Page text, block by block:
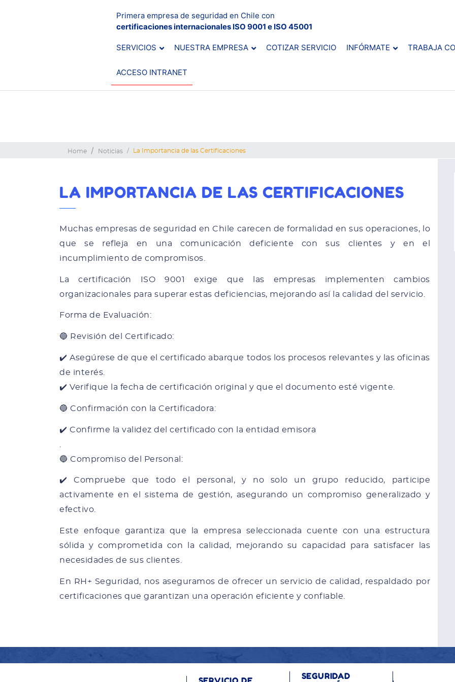
Primera empresa de seguridad en Chile con
certificaciones internacionales ISO 9001 e ISO 45001
SERVICIOS NUESTRA EMPRESA COTIZAR SERVICIO INFÓRMATE TRABAJA
ACCESO INTRANET
Home Noticias La Importancia de las Certificaciones
LA IMPORTANCIA DE LAS CERTIFICACIONES
Muchas empresas de seguridad en Chile carecen de formalidad en sus operaciones, lo
que se refleja en una comunicación deficiente con sus clientes y en el
incumplimiento de compromisos.
La certificación ISO 9001 exige que las empresas implementen cambios
organizacionales para superar estas deficiencias, mejorando así la calidad del servicio.
Forma de Evaluación:
🔵 Revisión del Certificado:
✔️ Asegúrese de que el certificado abarque todos los procesos relevantes y las oficinas
de interés.
✔️ Verifique la fecha de certificación original y que el documento esté vigente.
🔵 Confirmación con la Certificadora:
✔️ Confirme la validez del certificado con la entidad emisora
🔵 Compromiso del Personal:
✔️ Compruebe que todo el personal, y no solo un grupo reducido, participe
activamente en el sistema de gestión, asegurando un compromiso generalizado y
efectivo.
Este enfoque garantiza que la empresa seleccionada cuente con una estructura
sólida y comprometida con la calidad, mejorando su capacidad para satisfacer las
necesidades de sus clientes.
En RH+ Seguridad, nos aseguramos de ofrecer un servicio de calidad, respaldado por
certificaciones que garantizan una operación eficiente y confiable.
SEGURIDAD